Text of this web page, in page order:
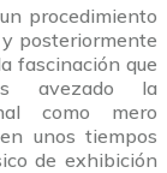
procedimiento
posteriormente
fascinación que
avezado la
como mero
unos tiempos
de exhibición